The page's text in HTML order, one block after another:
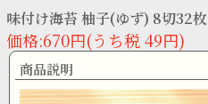
味付け海苔 柚子(ゆず) 8切32枚
価格:670円(うち税 49円)
商品説明